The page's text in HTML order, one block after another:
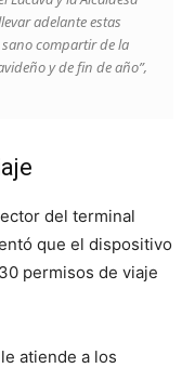
adelante estas
compartir de la
y de fin de año”,
del terminal
que el dispositivo
permisos de viaje
atiende a los